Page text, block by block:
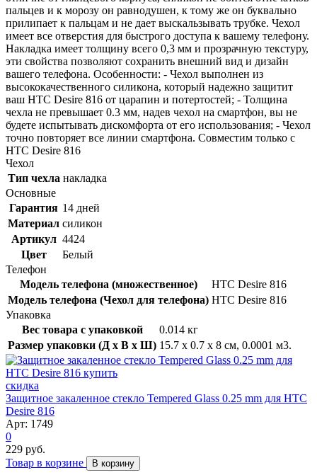
пальцев и к морозу он равнодушен, к тому же он буквально
прилипает к пальцам и не дает выскальзывать трубке. Чехол
имеет все отверстия для быстрого доступа к вашему телефону.
Накладка имеет толщину всего 0,3 мм и прозрачную текстуру,
эти свойства позволяют сохранить внешний вид и дизайн
вашего телефона. Особенности: - Чехол выполнен из
высококачественного силикона, который надежно защитит
ваш HTC Desire 816 от царапин и потертостей; - Толщина
чехла не превышает 0.3 мм, надев чехол на смартфон, вы не
будете испытывать дискомфорта от его использования; - Чехол
точно повторяет все линии смартфона. Совместим только с
HTC Desire 816
Чехол
Тип чехла накладка
Основные
Гарантия 14 дней
Материал силикон
Артикул 4424
Цвет
Белый
Телефон
Модель телефона (множественное)
HTC Desire 816
Модель телефона (Чехол для телефона) HTC Desire 816
Упаковка
Вес товара с упаковкой
0.014 кг
Размер упаковки (Д x В x Ш) 15.7 x 0.7 x 8 см, 0.0001 м3.
скидка
Защитное закаленное стекло Tempered Glass 0.25 mm для HTC
Desire 816
Арт: 1749
0
229 руб.
Товар в корзине
В корзину